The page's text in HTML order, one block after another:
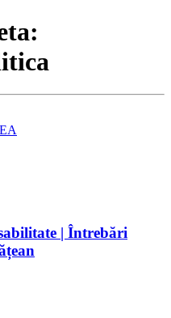
| Întrebări